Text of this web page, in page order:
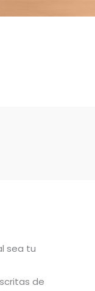
sea tu
de